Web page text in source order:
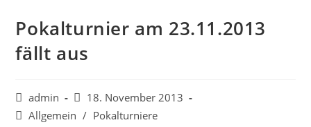
Pokalturnier am 23.11.2013
fällt aus
Beitrags-
Autor:
admin
Beitrag
veröffentlicht:
18. November 2013
Beitrags-
Allgemein / Pokalturniere